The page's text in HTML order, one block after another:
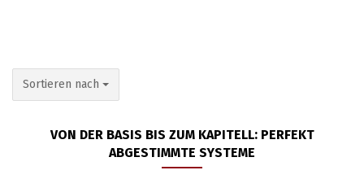
Sortieren nach
Sortieren nach
VON DER BASIS BIS ZUM KAPITELL: PERFEKT
ABGESTIMMTE SYSTEME